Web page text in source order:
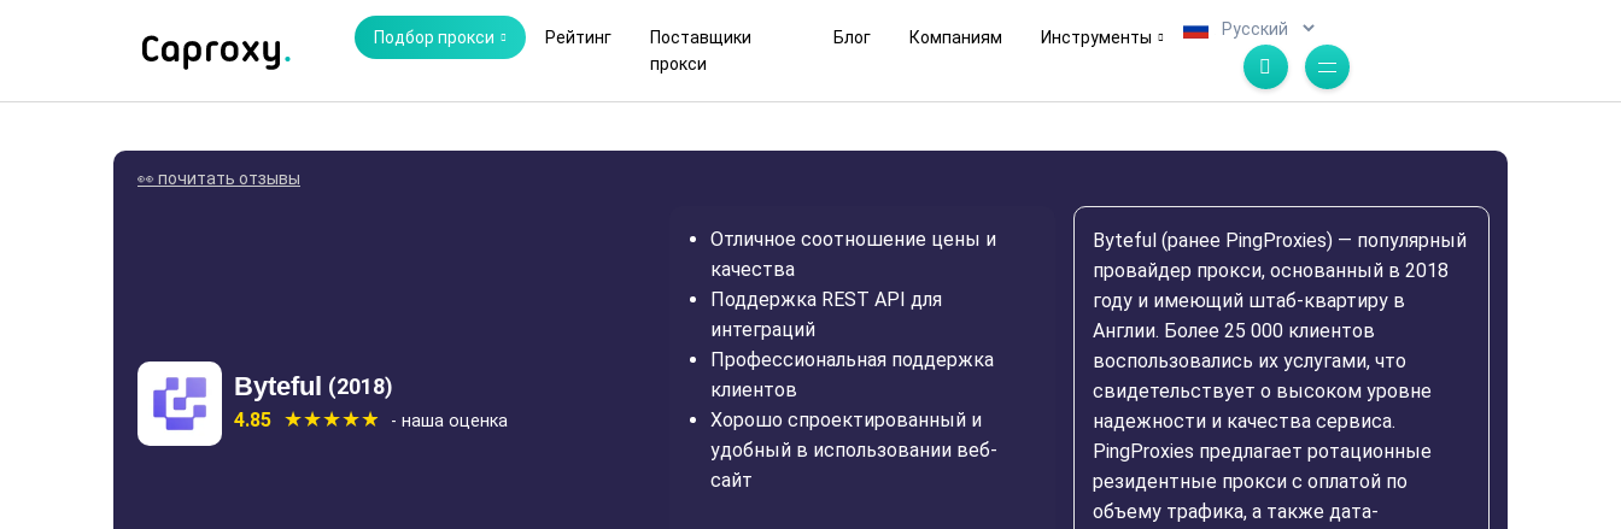
Подбор прокси Рейтинг
Поставщики
прокси
Блог Компаниям Инструменты .
👀 почитать отзывы
Byteful (2018)
4.85 - наша оценка
Отличное соотношение цены и
качества
Поддержка REST API для
интеграций
Профессиональная поддержка
клиентов
Хорошо спроектированный и
удобный в использовании веб-
сайт
Byteful (ранее PingProxies) — популярный
провайдер прокси, основанный в 2018
году и имеющий штаб-квартиру в
Англии. Более 25 000 клиентов
воспользовались их услугами, что
свидетельствует о высоком уровне
надежности и качества сервиса.
PingProxies предлагает ротационные
резидентные прокси с оплатой по
объему трафика, а также дата-